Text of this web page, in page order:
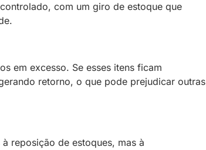
com um giro de estoque que
em excesso. Se esses itens ficam
retorno, o que pode prejudicar outras
reposição de estoques, mas à